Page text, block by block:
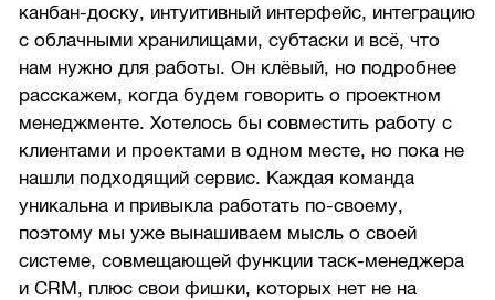
канбан-доску, интуитивный интерфейс, интеграцию
с облачными хранилищами, субтаски и всё, что
нам нужно для работы. Он клёвый, но подробнее
расскажем, когда будем говорить о проектном
менеджменте. Хотелось бы совместить работу с
клиентами и проектами в одном месте, но пока не
нашли подходящий сервис. Каждая команда
уникальна и привыкла работать по-своему,
поэтому мы уже вынашиваем мысль о своей
системе, совмещающей функции таск-менеджера
и CRM, плюс свои фишки, которых нет не на